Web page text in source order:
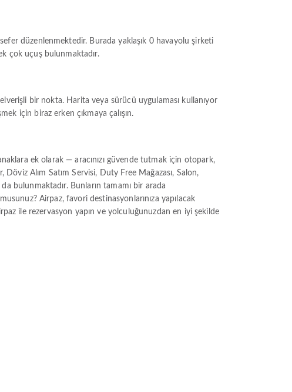
düzenlenmektedir. Burada yaklaşık 0 havayolu şirketi
çok uçuş bulunmaktadır.
bir nokta. Harita veya sürücü uygulaması kullanıyor
için biraz erken çıkmaya çalışın.
ek olarak — aracınızı güvende tutmak için otopark,
Alım Satım Servisi, Duty Free Mağazası, Salon,
bulunmaktadır. Bunların tamamı bir arada
Airpaz, favori destinasyonlarınıza yapılacak
ile rezervasyon yapın ve yolculuğunuzdan en iyi şekilde